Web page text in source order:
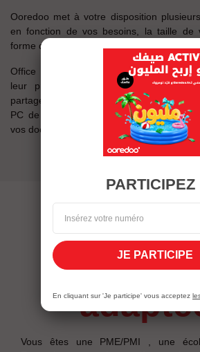
Ooredoo met à votre disposition
en fonction de vos besoins, la taille de
forme d’offre par abonnement attrayant.
Office 365 permettra aux entreprises
leur productivité en adoptant les
partage de fichier et de travail
PC de bureau, Laptop, Smartphone ou
vos documents sont toujours accessibles
des pack
Vous êtes une PME/PMI , une
PARTICIPEZ
JE PARTICIPE
En cliquant sur 'Je participe' vous acceptez